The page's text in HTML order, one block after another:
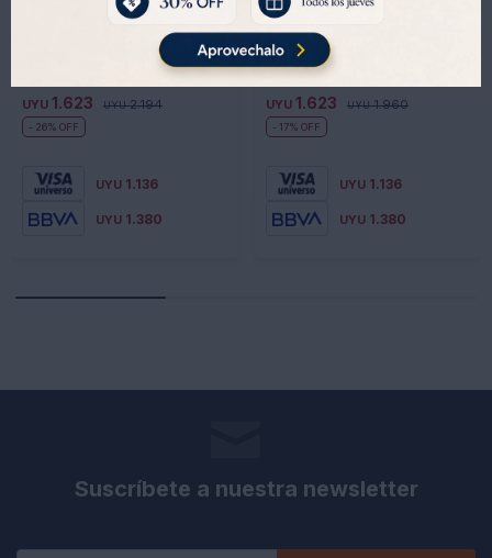
Set Mini Tablero Basketball Marcador Electrónico y Pelota
UYU 1.623 UYU 2.194
26
UYU 1.136
UYU 1.380
UYU 1.623 UYU 1.960
17
UYU 1.136
UYU 1.380
Suscríbete a nuestra newsletter